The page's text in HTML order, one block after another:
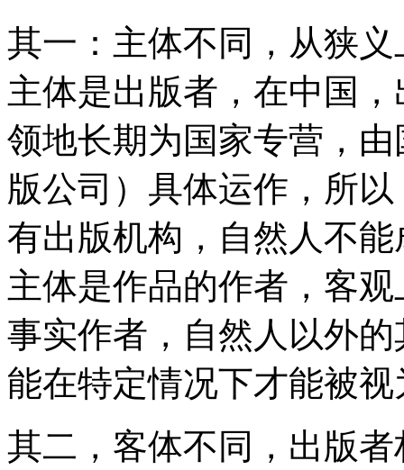
其一：主体不同，从狭
主体是出版者，在中国
领地长期为国家专营，
版公司）具体运作，所
有出版机构，自然人不
主体是作品的作者，客
事实作者，自然人以外
能在特定情况下才能被
其二，客体不同，出版